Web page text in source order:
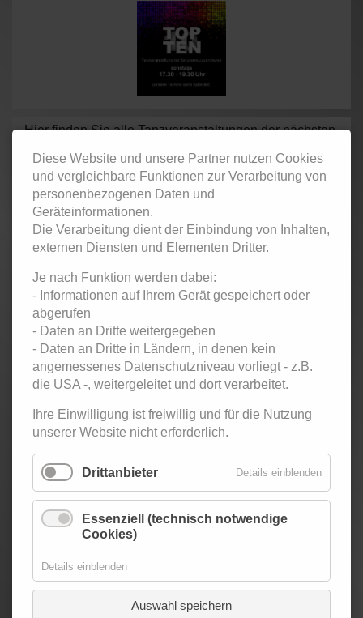
Hier finden Sie alle Tanzveranstaltungen der nächsten
anklicken der jeweiligen Veranstaltung.
Tag Datum Zeit Event
23:00
Tanzparty für Erwachsene
Sonntag 16.08.26
23:00
Erwachsene
Samstag 22.08.26
19:00–
Latin Social - Salsa, Bachata,
Sonntag
23:00
Erwachsene
Samstag 05.09.26
01:30
Palmengarten
Diese Website und unsere Partner nutzen Cookies
und vergleichbare Funktionen zur Verarbeitung von
personenbezogenen Daten und
Geräteinformationen.
Die Verarbeitung dient der Einbindung von Inhalten,
externen Diensten und Elementen Dritter.
Je nach Funktion werden dabei:
- Informationen auf Ihrem Gerät gespeichert oder
abgerufen
- Daten an Dritte weitergegeben
- Daten an Dritte in Ländern, in denen kein
angemessenes Datenschutzniveau vorliegt - z.B.
die USA -, weitergeleitet und dort verarbeitet.
Ihre Einwilligung ist freiwillig und für die Nutzung
unserer Website nicht erforderlich.
Drittanbieter Details einblenden
Essenziell (technisch notwendige
Cookies)
Details einblenden
Auswahl speichern